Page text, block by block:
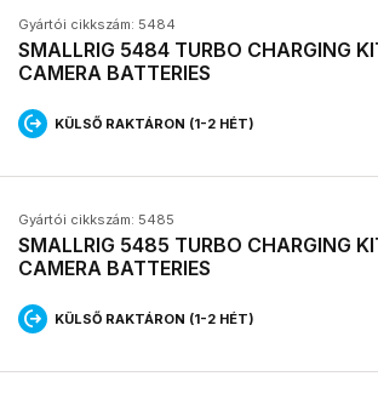
Gyártói cikkszám: 5484
SMALLRIG 5484 TURBO CHARGING
CAMERA BATTERIES
KÜLSŐ RAKTÁRON (1-2 HÉT)
Gyártói cikkszám: 5485
SMALLRIG 5485 TURBO CHARGING
CAMERA BATTERIES
KÜLSŐ RAKTÁRON (1-2 HÉT)